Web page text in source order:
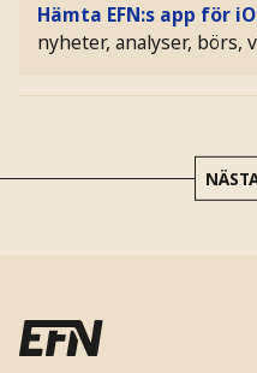
Hämta EFN:s app för
nyheter, analyser, börs,